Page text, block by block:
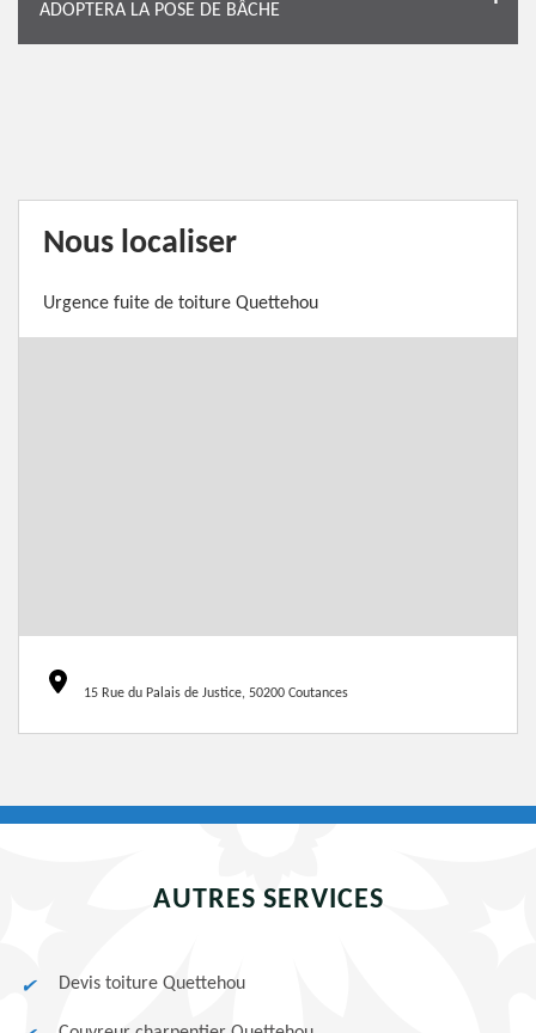
ADOPTERA LA POSE DE BÂCHE
Nous localiser
Urgence fuite de toiture Quettehou
15 Rue du Palais de Justice, 50200 Coutances
AUTRES SERVICES
Devis toiture Quettehou